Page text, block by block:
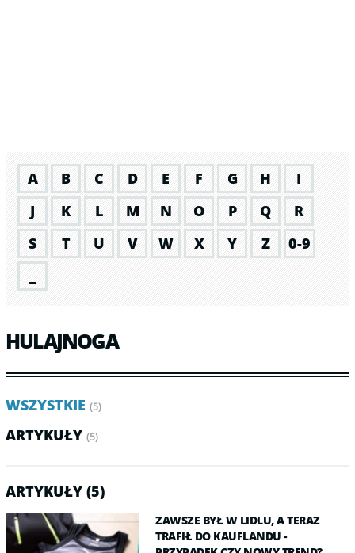
A B C D E F G H
I
J
K L M N O P Q
R
S
T U V W X Y Z
0-9
HULAJNOGA
WSZYSTKIE (5)
ARTYKUŁY (5)
ARTYKUŁY (5)
ZAWSZE BYŁ W LIDLU, A TERAZ
TRAFIŁ DO KAUFLANDU -